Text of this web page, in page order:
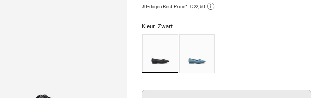
30-dagen Best Price*: € 22,50
Kleur:Zwart